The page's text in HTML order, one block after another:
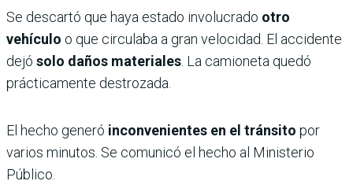
Se descartó que haya estado involucrado otro
vehículo o que circulaba a gran velocidad. El accidente
dejó solo daños materiales . La camioneta quedó
prácticamente destrozada.
El hecho generó inconvenientes en el tránsito por
varios minutos. Se comunicó el hecho al Ministerio
Público.